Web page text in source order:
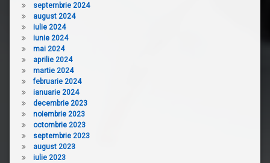
septembrie 2024
august 2024
iulie 2024
iunie 2024
mai 2024
aprilie 2024
martie 2024
februarie 2024
ianuarie 2024
decembrie 2023
noiembrie 2023
octombrie 2023
septembrie 2023
august 2023
iulie 2023